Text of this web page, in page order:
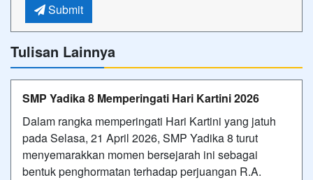
Submit
Tulisan Lainnya
SMP Yadika 8 Memperingati Hari Kartini 2026
Dalam rangka memperingati Hari Kartini yang jatuh
pada Selasa, 21 April 2026, SMP Yadika 8 turut
menyemarakkan momen bersejarah ini sebagai
bentuk penghormatan terhadap perjuangan R.A.